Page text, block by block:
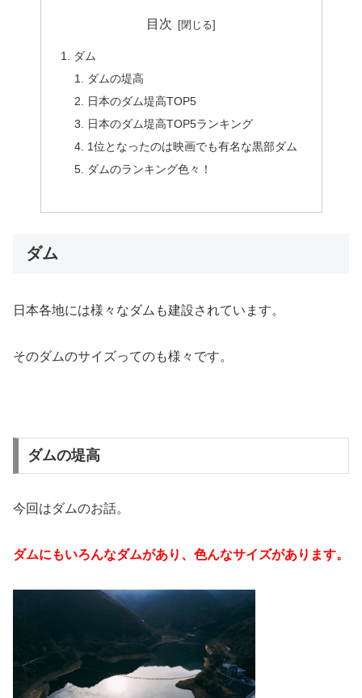
目次
ダム
ダムの堤高
日本のダム堤高TOP5
日本のダム堤高TOP5ランキング
1位となったのは映画でも有名な黒部ダム
ダムのランキング色々！
ダム
日本各地には様々なダムも建設されています。
そのダムのサイズってのも様々です。
ダムの堤高
今回はダムのお話。
ダムにもいろんなダムがあり、色んなサイズがあります。